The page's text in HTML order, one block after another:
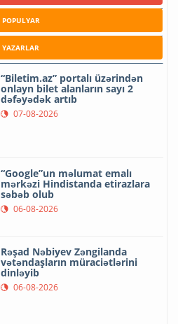
POPULYAR
YAZARLAR
“Biletim.az” portalı üzərindən
onlayn bilet alanların sayı 2
dəfəyədək artıb
07-08-2026
“Google”un məlumat emalı
mərkəzi Hindistanda etirazlara
səbəb olub
06-08-2026
Rəşad Nəbiyev Zəngilanda
vətəndaşların müraciətlərini
dinləyib
06-08-2026